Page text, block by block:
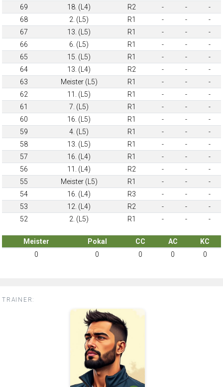
69
18. (L4) R2 - -
-
68
2. (L5) R1 - -
-
67
13. (L5) R1 - -
-
66
6. (L5) R1 - -
-
65
15. (L5) R1 - -
-
64
13. (L4) R2 - -
-
63
Meister (L5) R1 - -
-
62
11. (L5) R1 - -
-
61
7. (L5) R1 - -
-
60
16. (L5) R1 - -
-
59
4. (L5) R1 - -
-
58
13. (L5) R1 - -
-
57
16. (L4) R1 - -
-
56
11. (L4) R2 - -
-
55
Meister (L5) R1 - -
-
54
16. (L4) R3 - -
-
53
12. (L4) R2 - -
-
52
2. (L5) R1 - - -
Meister Pokal CC AC
KC
0
0 0 0 0
TRAINER: